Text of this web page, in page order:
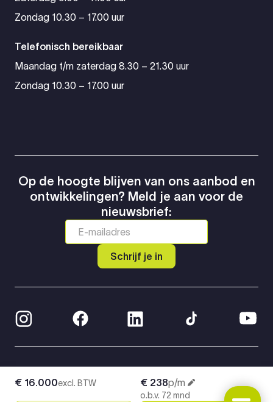
€ 238p/m
o.b.v. 72 mnd
€ 16.000excl. BTW
Zondag 10.30 – 17.00 uur
Telefonisch bereikbaar
Maandag t/m zaterdag 8.30 – 21.30 uur
Zondag 10.30 – 17.00 uur
Op de hoogte blijven van ons aanbod en
ontwikkelingen? Meld je aan voor de
nieuwsbrief:
Schrijf je in